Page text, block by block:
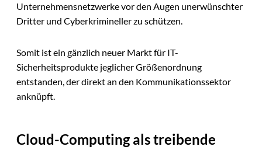
Unternehmensnetzwerke vor den Augen unerwünschter
Dritter und Cyberkrimineller zu schützen.
Somit ist ein gänzlich neuer Markt für IT-
Sicherheitsprodukte jeglicher Größenordnung
entstanden, der direkt an den Kommunikationssektor
anknüpft.
Cloud-Computing als treibende